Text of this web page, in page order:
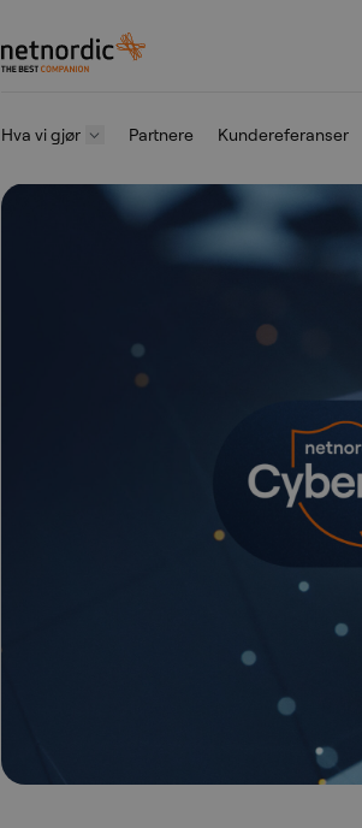
Gå til innhold
NetNordic Norway
Hva vi gjør Partnere Kundereferanser